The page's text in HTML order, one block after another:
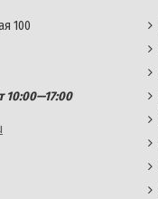
100
10:00—17:00